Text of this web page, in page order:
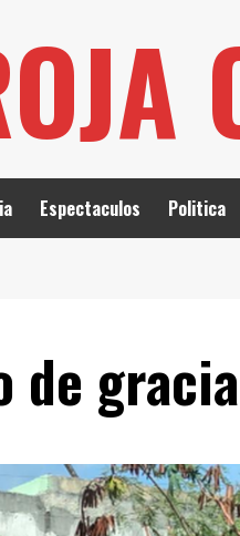
Espectaculos Politica
de gracia